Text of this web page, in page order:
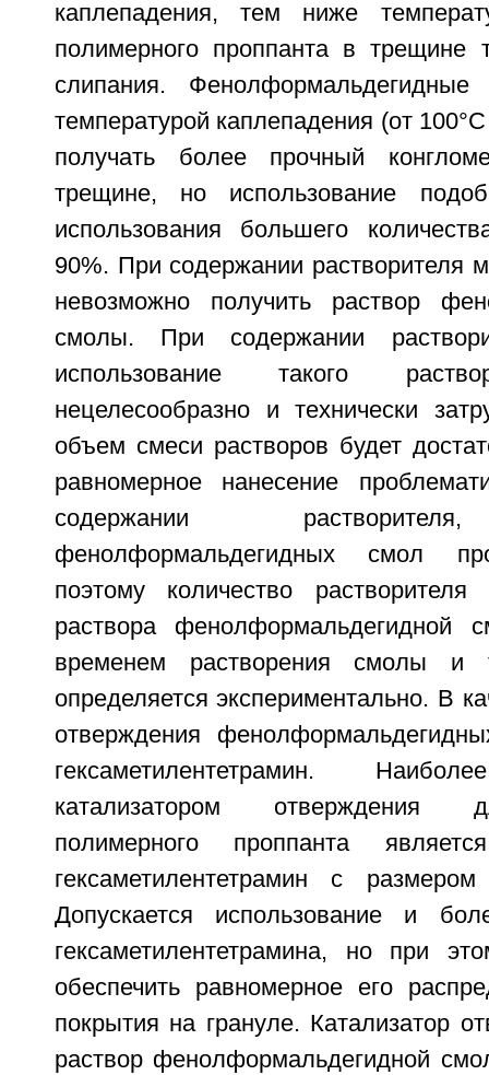
каплепадения, тем ниже
полимерного проппанта в трещине
слипания.
температурой каплепадения (от
получать более прочный
трещине, но использование
использования большего
90%. При содержании растворителя
невозможно получить раствор
смолы. При содержании
использование такого
нецелесообразно и технически
объем смеси растворов будет
равномерное нанесение
содержании
фенолформальдегидных смол
поэтому количество растворителя
раствора фенолформальдегидной
временем растворения смолы и
определяется экспериментально. В
отверждения
гексаметилентетрамин.
катализатором отверждения
полимерного проппанта
гексаметилентетрамин с
Допускается использование и
гексаметилентетрамина, но при
обеспечить равномерное его
покрытия на грануле. Катализатор
раствор фенолформальдегидной